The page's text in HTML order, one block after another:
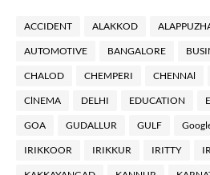
ACCIDENT ALAKKOD
AUTOMOTIVE BANGALORE
CHALOD CHEMPERI CHENNAl
ClNEMA DELHI EDUCATION
GOA GUDALLUR GULF
IRIKKOOR IRIKKUR IRITTY